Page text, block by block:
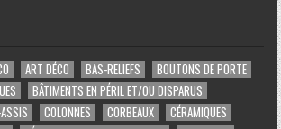
ART DÉCO BAS-RELIEFS
BOUTONS DE PORTE
BÂTIMENTS EN PÉRIL ET/OU DISPARUS
COLONNES CORBEAUX
CÉRAMIQUES